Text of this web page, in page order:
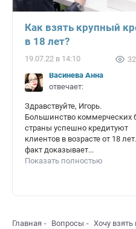
Как взять крупный
в 18 лет?
19.07.22 в 14:10
Васинёва Анна
отвечает:
Здравствуйте, Игорь.
Большинство коммерческих
страны успешно кредитуют
клиентов в возрасте от 18
факт доказывает...
Показать полностью
Главная Вопросы Хочу